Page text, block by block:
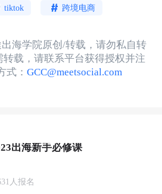
tiktok 跨境电商
海学院原创/转载，请勿私自转
载，请联系平台获得授权并注
式： GCC@meetsocial.com
出海新手必修课
人报名